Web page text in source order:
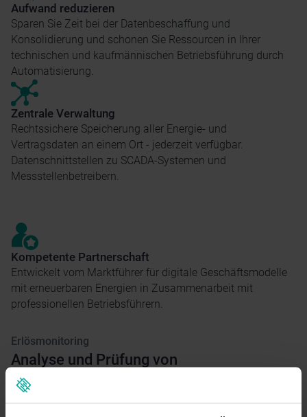
Aufwand reduzieren
Sparen Sie Zeit bei der Datenbeschaffung und
Konsolidierung und schonen Sie Ressourcen in Ihrer
technischen und kaufmännischen Betriebsführung durch
Automatisierung.
Zentrale Verwaltung
Rechtssichere Speicherung aller Energie- und
Vertragsdaten an einem Ort - jederzeit verfügbar.
Datenschnittstellen zu SCADA-Systemen und
Messstellenbetreibern.
Kompetente Partnerschaft
Entwickelt vom Marktführer für digitale Geschäftsmodelle
mit erneuerbaren Energien in Zusammenarbeit mit
professionellen Betriebsführern.
Erlösmonitoring
Analyse und Prüfung von
Vermarktungserlösen
Anlagenbetreiber müssen für eine genaue Übersicht Ihrer